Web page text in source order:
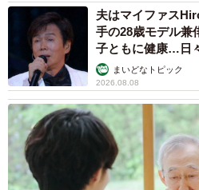
夫はマイファス
手の28歳モデル兼
子ともに健康…日
まいどなトピック
2026.08.08